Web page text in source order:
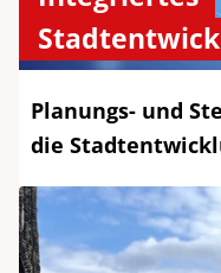
Planungs- und
die